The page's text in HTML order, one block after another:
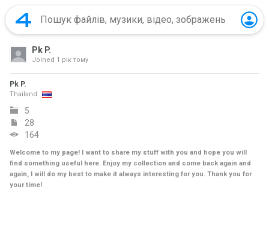
Pk P.
Joined 1 рік тому
Pk P.
Thailand
5
28
164
Welcome to my page! I want to share my stuff with you and hope you will
find something useful here. Enjoy my collection and come back again and
again, I will do my best to make it always interesting for you. Thank you for
your time!